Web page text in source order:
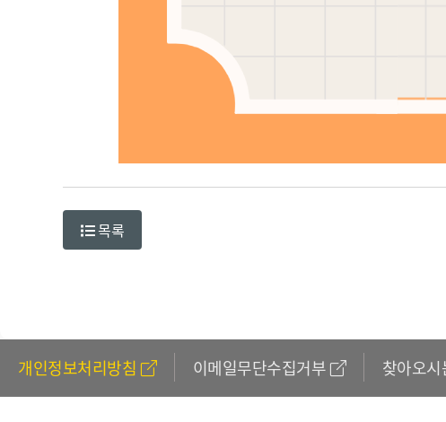
목록
개인정보처리방침 이메일무단수집거부 찾아오시